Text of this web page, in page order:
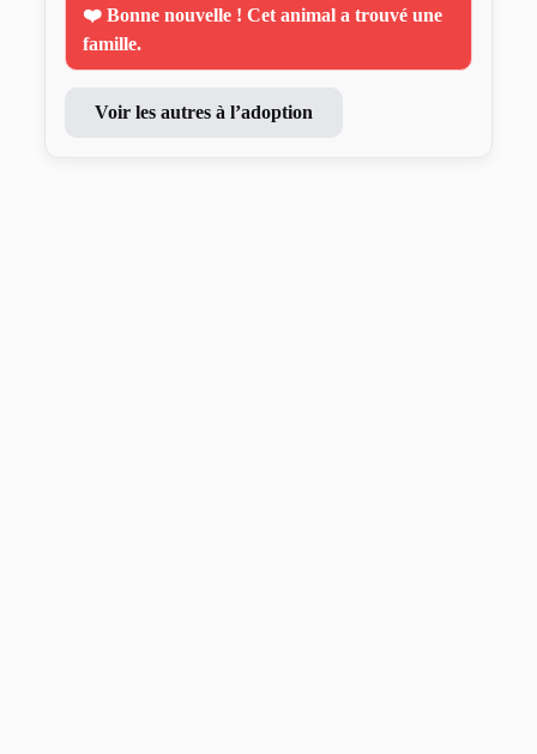
❤️ Bonne nouvelle ! Cet animal a trouvé une
famille.
Voir les autres à l’adoption